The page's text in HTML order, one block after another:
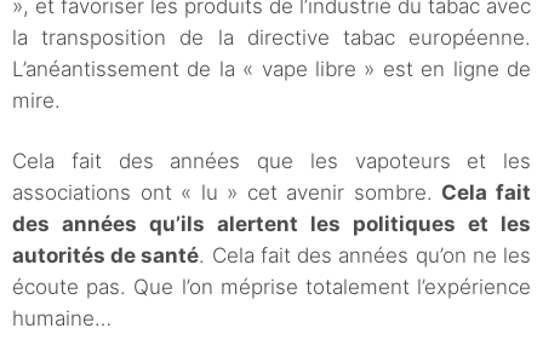
», et favoriser les produits de l’industrie du tabac avec
la transposition de la directive tabac européenne.
L’anéantissement de la « vape libre » est en ligne de
mire.
Cela fait des années que les vapoteurs et les
associations ont « lu » cet avenir sombre. Cela fait
des années qu’ils alertent les politiques et les
autorités de santé. Cela fait des années qu’on ne les
écoute pas. Que l’on méprise totalement l’expérience
humaine…